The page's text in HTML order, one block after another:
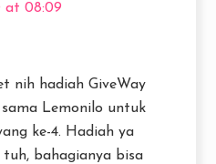
at 08:09
nih hadiah GiveWay
Lemonilo untuk
ke-4. Hadiah ya
bahagianya bisa